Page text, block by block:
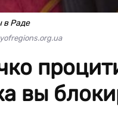
в Раде
вы